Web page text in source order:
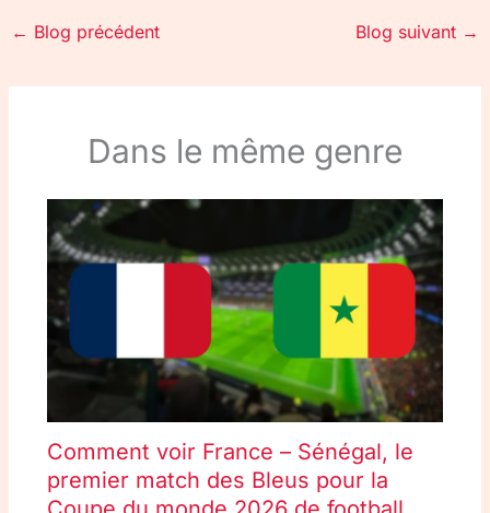
← Blog précédent Blog suivant →
Dans le même genre
Comment voir France – Sénégal, le
premier match des Bleus pour la